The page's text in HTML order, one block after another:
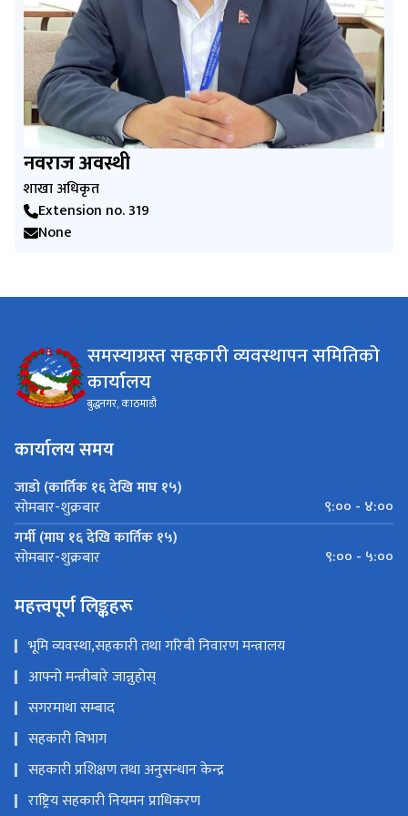
नवराज अवस्थी
शाखा अधिकृत
Extension no. 319
None
समस्याग्रस्त सहकारी व्यवस्थापन समितिको
कार्यालय
बुद्धनगर, काठमाडौ
कार्यालय समय
जाडो (कार्तिक १६ देखि माघ १५)
सोमबार-शुक्रबार
९:०० - ४:००
गर्मी (माघ १६ देखि कार्तिक १५)
सोमबार-शुक्रबार ९:०० - ५:००
महत्त्वपूर्ण लिङ्कहरू
भूमि व्यवस्था,सहकारी तथा गरिबी निवारण मन्त्रालय
आफ्नो मन्त्रीबारे जान्नुहोस्
सगरमाथा सम्बाद
सहकारी विभाग
सहकारी प्रशिक्षण तथा अनुसन्धान केन्द्र
राष्ट्रिय सहकारी नियमन प्राधिकरण